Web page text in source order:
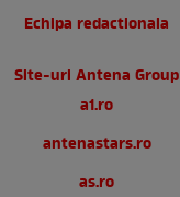
Echipa redactionala
Site-uri Antena Group
a1.ro
antenastars.ro
as.ro